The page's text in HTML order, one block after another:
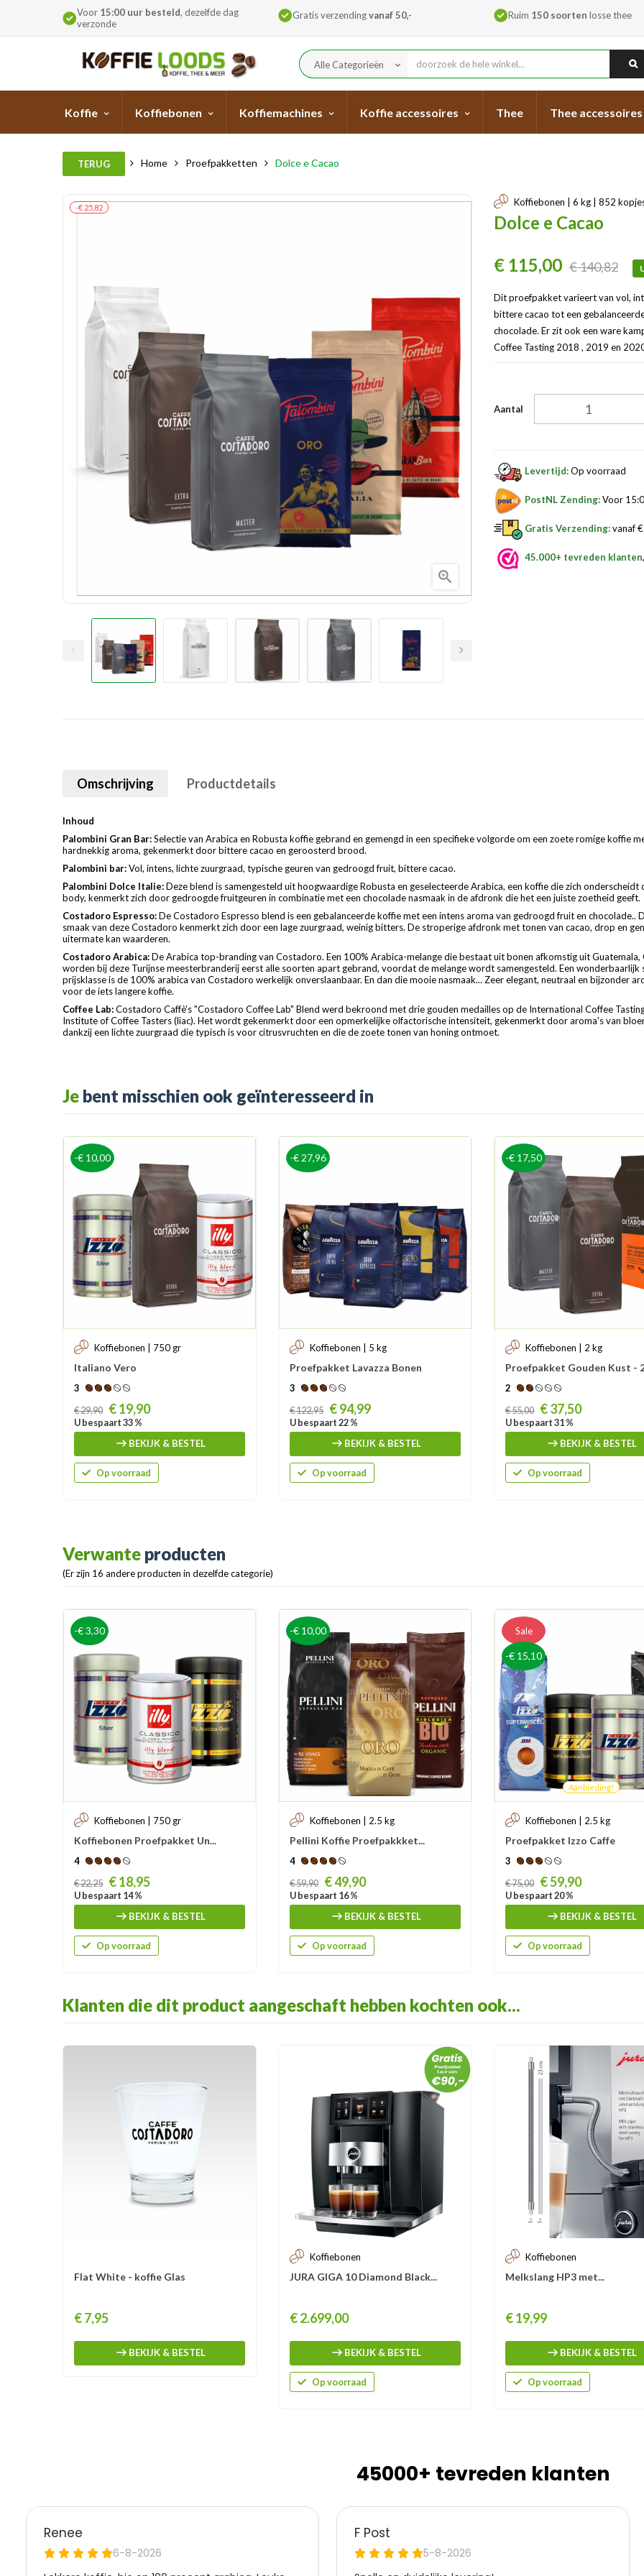
Voor 15:00 uur besteld, dezelfde dag
verzonde
Gratis verzendingvanaf 50,- Ruim 150 soorten losse thee
Alle Categorieën keyboard_arrow_down
Koffie Koffiebonen Koffiemachines Koffie accessoires Thee Thee accessoires
TERUG Home Proefpakketten Dolce e Cacao
-€ 25,82

Koffiebonen | 6 kg | 852
Dolce e Cacao
€ 115,00 € 140,82
Dit proefpakket varieert van vol,
bittere cacao tot een
chocolade. Er zit ook een ware
Coffee Tasting 2018 , 2019 en
Aantal
Levertijd:Op voorraad
PostNL Zending:Voor
Gratis Verzending:vanaf
45.000+ tevreden klanten
Omschrijving Productdetails
Inhoud
Palombini Gran Bar:Selectie van Arabica en Robusta koffie gebrand en gemengd in een specifieke volgorde om een zoete romige koffie
hardnekkig aroma, gekenmerkt door bittere cacao en geroosterd brood.
Palombini bar:Vol, intens, lichte zuurgraad, typische geuren van gedroogd fruit, bittere cacao.
Palombini Dolce Italie:Deze blend is samengesteld uit hoogwaardige Robusta en geselecteerde Arabica, een koffie die zich
body, kenmerkt zich door gedroogde fruitgeuren in combinatie met een chocolade nasmaak in de afdronk die het een juiste zoetheid geeft.
Costadoro Espresso:De Costadoro Espresso blend is een gebalanceerde koffie met een intens aroma van gedroogd fruit en chocolade..
smaak van deze Costadoro kenmerkt zich door een lage zuurgraad, weinig bitters. De stroperige afdronk met tonen van cacao, drop en
uitermate kan waarderen.
Costadoro Arabica:De Arabica top-branding van Costadoro. Een 100% Arabica-melange die bestaat uit bonen afkomstig uit Guatemala,
worden bij deze Turijnse meesterbranderij eerst alle soorten apart gebrand, voordat de melange wordt samengesteld. Een wonderbaarlijk
prijsklasse is de 100% arabica van Costadoro werkelijk onverslaanbaar. En dan die mooie nasmaak... Zeer elegant, neutraal en bijzonder
voor de iets langere koffie.
Coffee Lab:Costadoro Caffè's "Costadoro Coffee Lab" Blend werd bekroond met drie gouden medailles op de International Coffee
Institute of Coffee Tasters (liac). Het wordt gekenmerkt door een opmerkelijke olfactorische intensiteit, gekenmerkt door aroma's van
dankzij een lichte zuurgraad die typisch is voor citrusvruchten en die de zoete tonen van honing ontmoet.
Je bent misschien ook geïnteresseerd in
-€ 10,00
Koffiebonen | 750 gr
Italiano Vero
3
Prijs
€ 29,90 € 19,90
U bespaart 33 %
BEKIJK & BESTEL
Op voorraad
-€ 27,96
Koffiebonen | 5 kg
Proefpakket Lavazza Bonen
3
Prijs
€ 122,95 € 94,99
U bespaart 22 %
BEKIJK & BESTEL
Op voorraad
-€ 17,50
Koffiebonen | 2 kg
Proefpakket Gouden Kust -
2
Prijs
€ 55,00 € 37,50
U bespaart 31 %
BEKIJK & BESTEL
Op voorraad
Verwante producten
(Er zijn 16 andere producten in dezelfde categorie)
-€ 3,30
Koffiebonen | 750 gr
Koffiebonen Proefpakket Un...
4
Prijs
€ 22,25 € 18,95
U bespaart 14 %
BEKIJK & BESTEL
Op voorraad
-€ 10,00
Koffiebonen | 2.5 kg
Pellini Koffie Proefpakkket...
4
Prijs
€ 59,90 € 49,90
U bespaart 16 %
BEKIJK & BESTEL
Op voorraad
Sale
-€ 15,10
Aanbieding!
Koffiebonen | 2.5 kg
Proefpakket Izzo Caffe
3
Prijs
€ 75,00 € 59,90
U bespaart 20 %
BEKIJK & BESTEL
Op voorraad
Klanten die dit product aangeschaft hebben kochten ook...
Flat White - koffie Glas
Prijs
€ 7,95
BEKIJK & BESTEL
Koffiebonen
JURA GIGA 10 Diamond Black...
Prijs
€ 2.699,00
BEKIJK & BESTEL
Op voorraad
Koffiebonen
Melkslang HP3 met...
Prijs
€ 19,99
BEKIJK & BESTEL
Op voorraad
45000+ tevreden klanten